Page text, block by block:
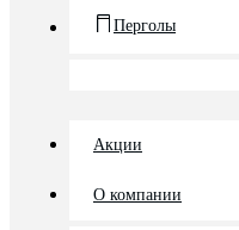
Перголы
Акции
О компании